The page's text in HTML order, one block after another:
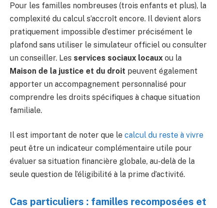
Pour les familles nombreuses (trois enfants et plus), la
complexité du calcul s’accroît encore. Il devient alors
pratiquement impossible d’estimer précisément le
plafond sans utiliser le simulateur officiel ou consulter
un conseiller. Les services sociaux locaux ou la
Maison de la justice et du droit peuvent également
apporter un accompagnement personnalisé pour
comprendre les droits spécifiques à chaque situation
familiale.
Il est important de noter que le calcul du reste à vivre
peut être un indicateur complémentaire utile pour
évaluer sa situation financière globale, au-delà de la
seule question de l’éligibilité à la prime d’activité.
Cas particuliers : familles recomposées et